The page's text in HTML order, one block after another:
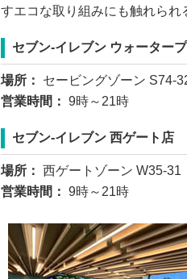
すエコな取り組みにも触れられ
セブン-イレブン ウォーター
場所： セービングゾーン S74-
営業時間： 9時～21時
セブン-イレブン 西ゲート店
場所： 西ゲートゾーン W35-31
営業時間： 9時～21時